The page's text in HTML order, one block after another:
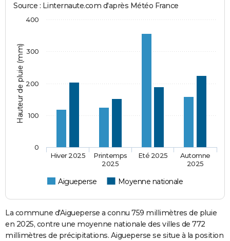
Hauteur de pluie (mm)
Source : Linternaute.com d'après Météo France
Aigueperse Moyenne nationale
Hiver 2025
Printemps
2025
Eté 2025
Automne
2025
0
100
200
300
400
La commune d'Aigueperse a connu 759 millimètres de pluie
en 2025, contre une moyenne nationale des villes de 772
millimètres de précipitations. Aigueperse se situe à la position